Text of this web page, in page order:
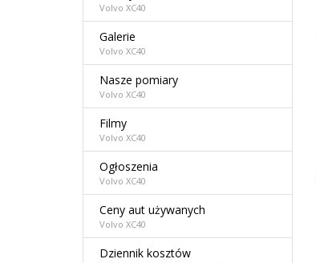
Volvo XC40
Galerie
Volvo XC40
Nasze pomiary
Volvo XC40
Filmy
Volvo XC40
Ogłoszenia
Volvo XC40
Ceny aut używanych
Volvo XC40
Dziennik kosztów